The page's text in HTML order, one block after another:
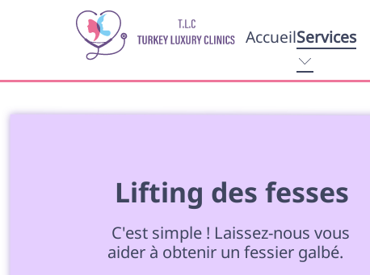
AccueilServices
Lifting des fesses
aider à obtenir un fessier galbé.